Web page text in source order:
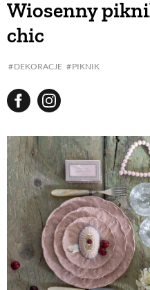
Wiosenny
chic
DEKORACJE PIKNIK
ROŚLINY